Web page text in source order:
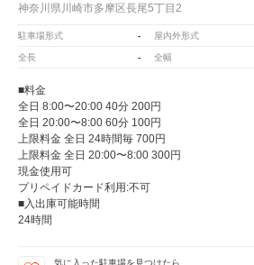
神奈川県川崎市多摩区長尾5丁目2
駐車場形式 - 屋内外形式
全長 - 全幅
■料金
全日 8:00〜20:00 40分 200円
全日 20:00〜8:00 60分 100円
上限料金 全日 24時間毎 700円
上限料金 全日 20:00〜8:00 300円
現金使用可
プリペイドカード利用:不可
■入出庫可能時間
24時間
気に入った駐車場を見つけたら